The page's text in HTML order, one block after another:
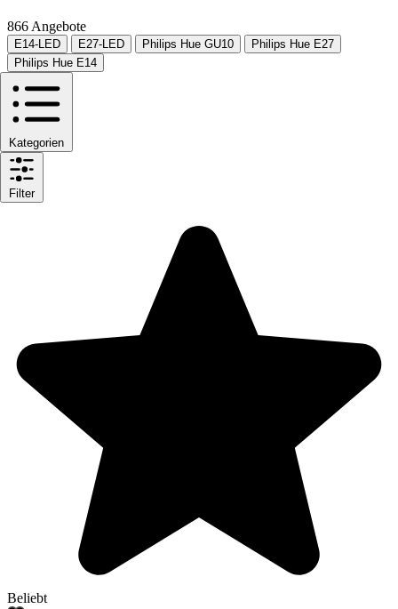
866 Angebote
E14-LED E27-LED Philips Hue GU10
Philips Hue E27
Philips Hue E14
Kategorien
Filter
Beliebt